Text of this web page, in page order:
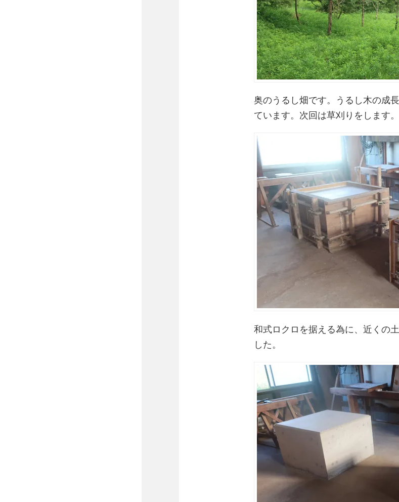
奥のうるし畑です。うるし木の成
ています。次回は草刈りをします。
和式ロクロを据える為に、近くの
した。